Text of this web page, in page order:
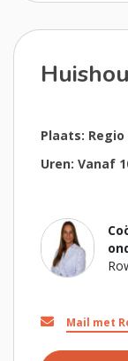
Plaats:
Uren: Vanaf
Mail met